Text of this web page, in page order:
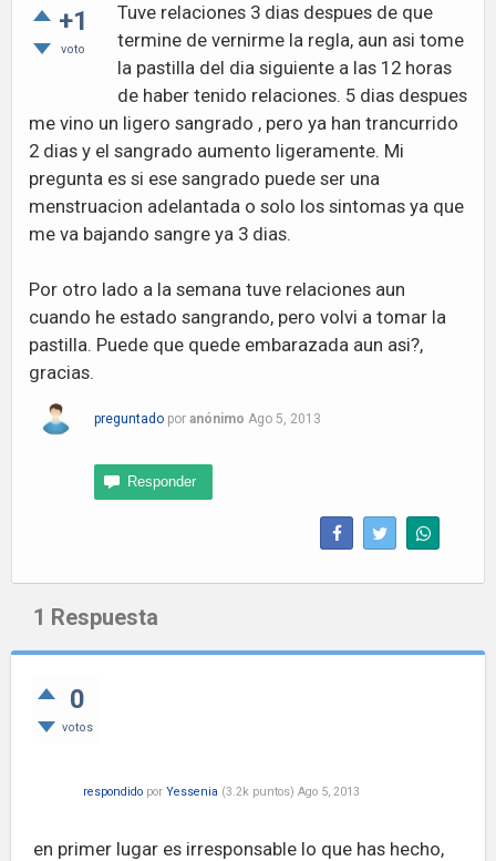
+1
voto
Tuve relaciones 3 dias despues de que
termine de vernirme la regla, aun asi tome
la pastilla del dia siguiente a las 12 horas
de haber tenido relaciones. 5 dias despues
me vino un ligero sangrado , pero ya han trancurrido
2 dias y el sangrado aumento ligeramente. Mi
pregunta es si ese sangrado puede ser una
menstruacion adelantada o solo los sintomas ya que
me va bajando sangre ya 3 dias.
Por otro lado a la semana tuve relaciones aun
cuando he estado sangrando, pero volvi a tomar la
pastilla. Puede que quede embarazada aun asi?,
gracias.
preguntado por anónimo Ago 5, 2013
1 Respuesta
0
votos
respondido por Yessenia (3.2k puntos) Ago 5, 2013
en primer lugar es irresponsable lo que has hecho,